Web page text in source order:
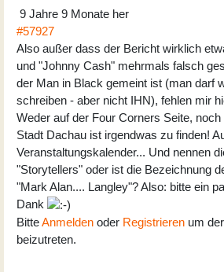
9 Jahre 9 Monate her
#57927
Also außer dass der Bericht wirklich
und "Johnny Cash" mehrmals falsch
der Man in Black gemeint ist (man darf
schreiben - aber nicht IHN), fehlen mir
Weder auf der Four Corners Seite,
Stadt Dachau ist irgendwas zu finden!
Veranstaltungskalender... Und nennen
"Storytellers" oder ist die Bezeichnung
"Mark Alan.... Langley"? Also: bitte ein
Dank
BitteAnmelden oder Registrieren um
beizutreten.